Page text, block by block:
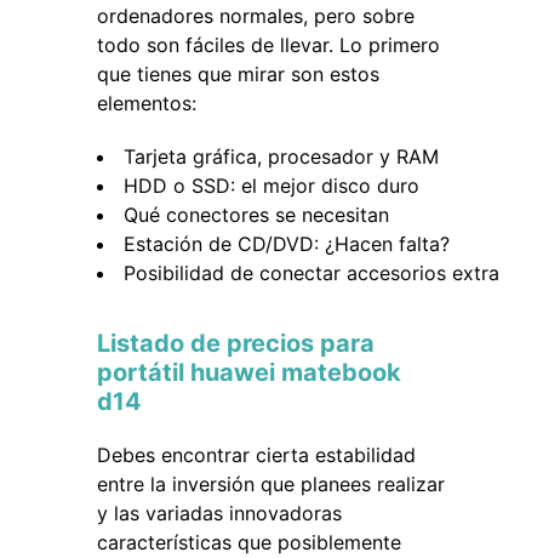
ordenadores normales, pero sobre
todo son fáciles de llevar. Lo primero
que tienes que mirar son estos
elementos:
Tarjeta gráfica, procesador y RAM
HDD o SSD: el mejor disco duro
Qué conectores se necesitan
Estación de CD/DVD: ¿Hacen falta?
Posibilidad de conectar accesorios extra
Listado de precios para
portátil huawei matebook
d14
Debes encontrar cierta estabilidad
entre la inversión que planees realizar
y las variadas innovadoras
características que posiblemente